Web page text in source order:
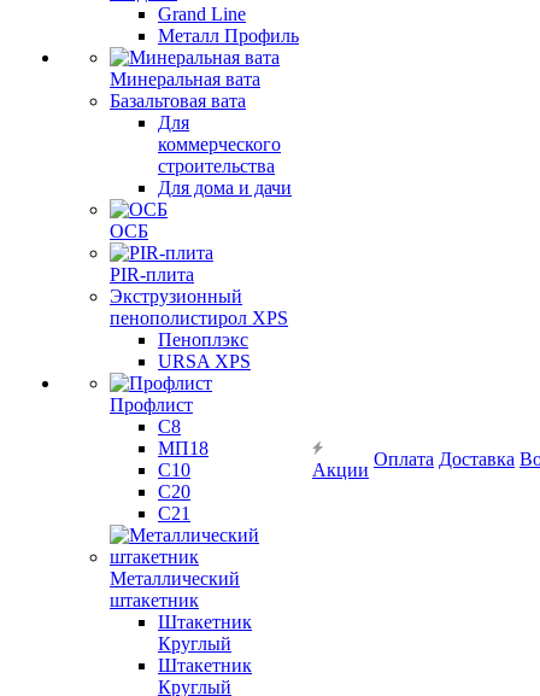
Grand Line
Металл Профиль
Минеральная вата
Базальтовая вата
Для
коммерческого
строительства
Для дома и дачи
ОСБ
PIR-плита
Экструзионный
пенополистирол XPS
Пеноплэкс
URSA XPS
Профлист
С8
МП18
С10
С20
С21
Металлический
штакетник
Штакетник
Круглый
Штакетник
Круглый
Акции
Оплата Доставка